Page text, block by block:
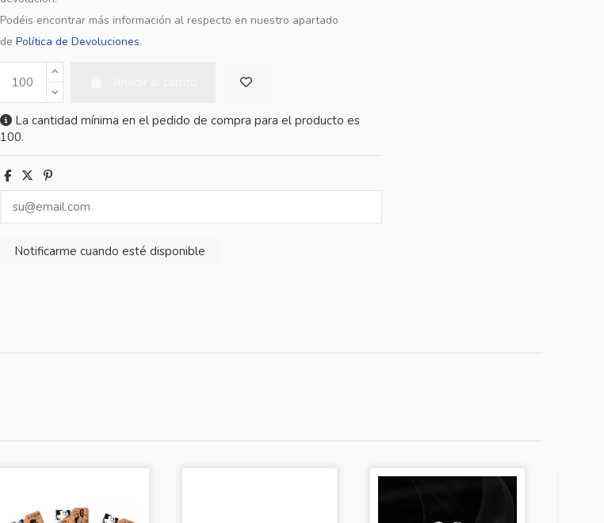
Podéis encontrar más información al respecto en nuestro apartado
de Política de Devoluciones.
La cantidad mínima en el pedido de compra para el producto es
100.